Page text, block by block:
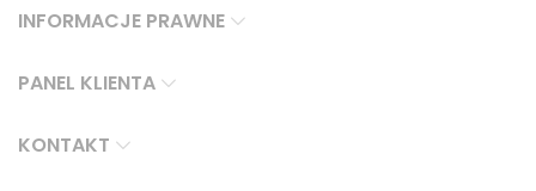
INFORMACJE PRAWNE
PANEL KLIENTA
KONTAKT